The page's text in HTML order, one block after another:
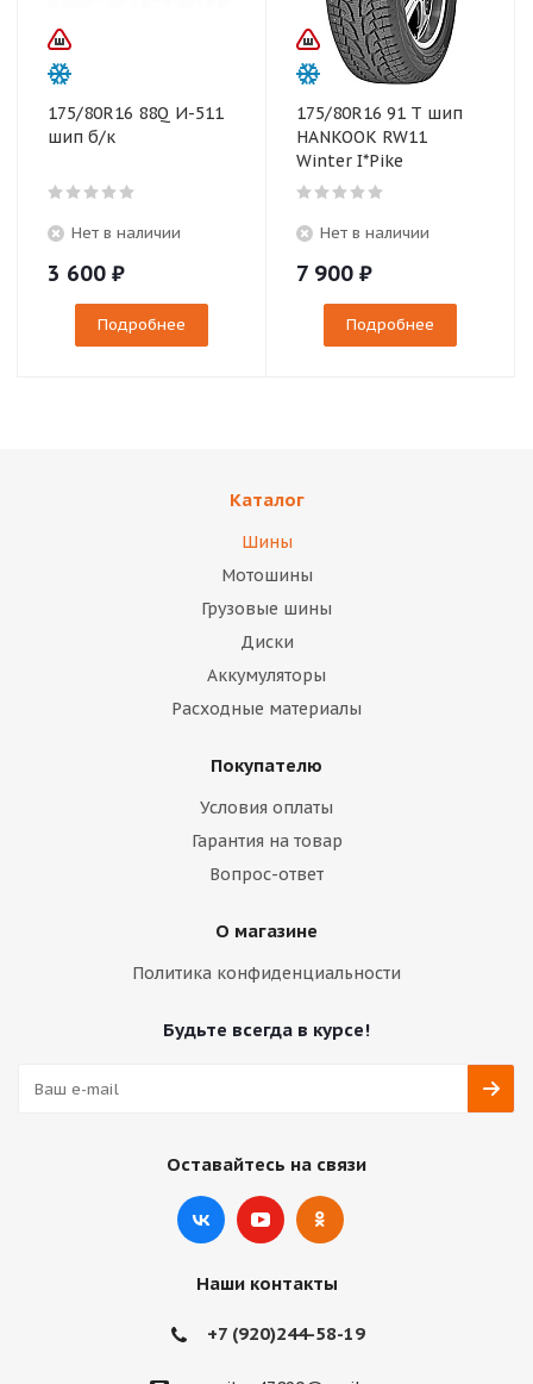
175/80R16 88Q И-511
шип б/к
Нет в наличии
3 600 ₽
Подробнее
175/80R16 91 T шип
HANKOOK RW11
Winter I*Pike
Нет в наличии
7 900 ₽
Подробнее
Каталог
Шины
Мотошины
Грузовые шины
Диски
Аккумуляторы
Расходные материалы
Покупателю
Условия оплаты
Гарантия на товар
Вопрос-ответ
О магазине
Политика конфиденциальности
Будьте всегда в курсе!
Оставайтесь на связи
Наши контакты
+7 (920)244-58-19